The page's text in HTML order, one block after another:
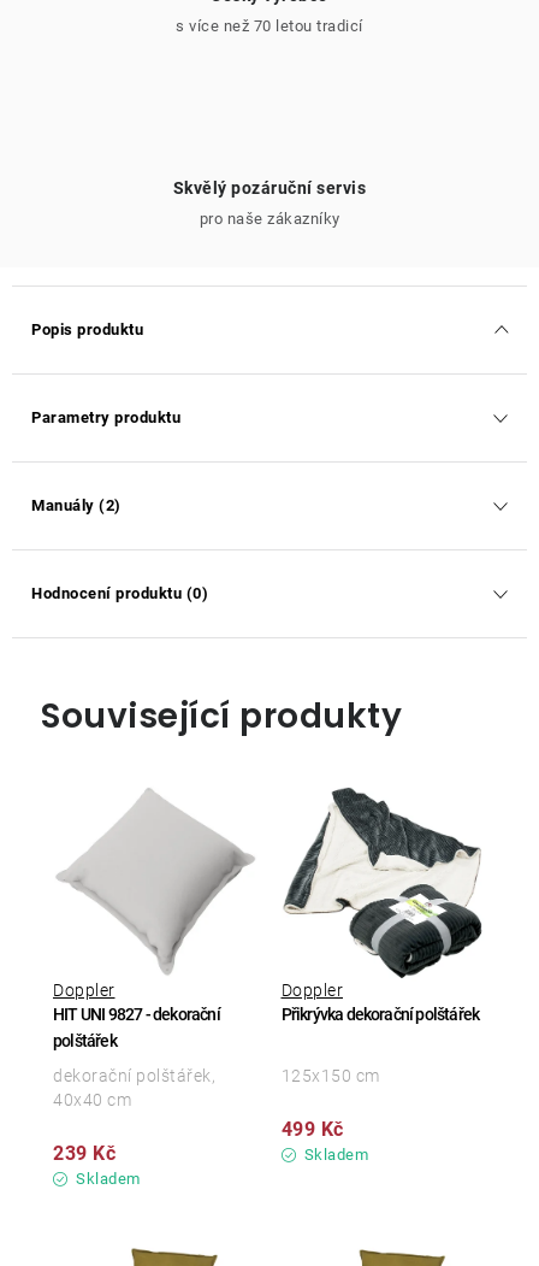
s více než 70 letou tradicí
Skvělý pozáruční servis
pro naše zákazníky
Popis produktu
Parametry produktu
Manuály (2)
Hodnocení produktu (0)
Související produkty
HIT UNI 9827 - dekorační
polštářek
Doppler
Skladem
239 Kč
dekorační polštářek,
40x40 cm
Přikrývka dekorační polštářek
Doppler
Skladem
499 Kč
125x150 cm